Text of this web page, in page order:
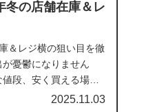
冬の店舗在庫＆レ
＆レジ横の狙い目を徹
憂鬱になりません
段、安く買える場所
2025.11.03